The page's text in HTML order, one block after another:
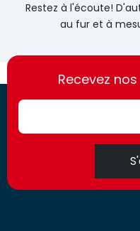
Restez à l'écoute!
au fur et à
https://france-
access.fr
https://france-
access.fr
Recevez